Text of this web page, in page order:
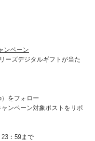
ンペーン
ーズデジタルギフトが当た
をフォロー
ンペーン対象ポストをリポ
：59まで